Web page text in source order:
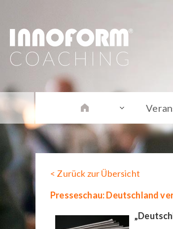
< Zurück zur Übersicht
Presseschau: Deutschland